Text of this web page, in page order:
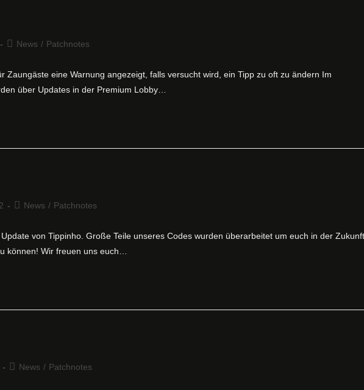
Beitrags-
News / Patchnotes
Zaungäste eine Warnung angezeigt, falls versucht wird, ein Tipp zu oft zu ändern Im
über Updates in der Premium Lobby…
Beitrags-
News / Patchnotes
von Tippinho. Große Teile unseres Codes wurden überarbeitet um euch in der Zukunft
können! Wir freuen uns euch…
Beitrags-
News / Patchnotes